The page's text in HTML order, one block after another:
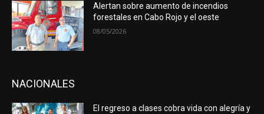
Alertan sobre aumento de incendios
forestales en Cabo Rojo y el oeste
08/05/2026
NACIONALES
El regreso a clases cobra vida con alegría y